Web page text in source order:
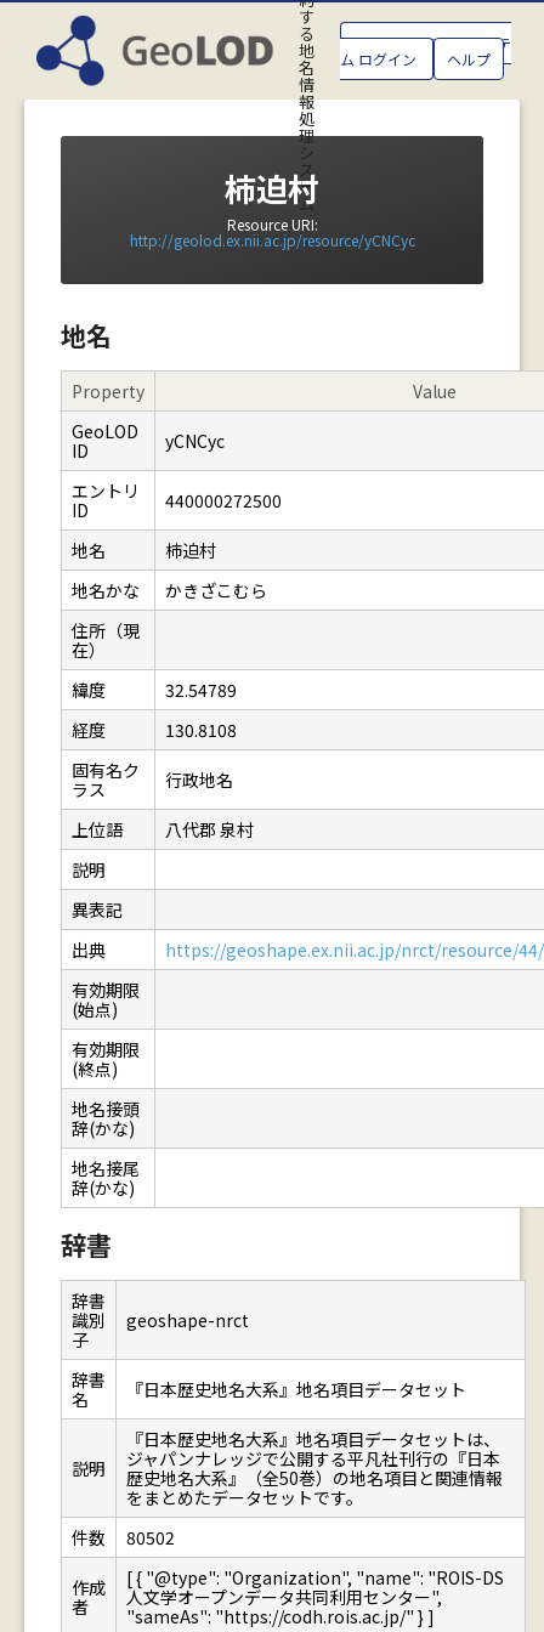
す
る
地
名
情
報
処
理
シ
ス
テ
ム
GeoLOD地名管理システ
ム ログイン ヘルプ
柿迫村
Resource URI:
http://geolod.ex.nii.ac.jp/resource/yCNCyc
地名
Property
Value
GeoLOD
ID
yCNCyc
エントリ
ID
440000272500
地名
柿迫村
地名かな
かきざこむら
住所（現
在）
緯度
32.54789
経度
130.8108
固有名ク
ラス
行政地名
上位語
八代郡 泉村
説明
異表記
出典
https://geoshape.ex.nii.ac.jp/nrct/resource/
有効期限
(始点)
有効期限
(終点)
地名接頭
辞(かな)
地名接尾
辞(かな)
辞書
辞書
識別
子
geoshape-nrct
辞書
名
『日本歴史地名大系』地名項目データセット
説明
『日本歴史地名大系』地名項目データセットは、
ジャパンナレッジで公開する平凡社刊行の『日本
歴史地名大系』（全50巻）の地名項目と関連情報
をまとめたデータセットです。
件数
80502
作成
者
[ { "@type": "Organization", "name": "ROIS-DS
人文学オープンデータ共同利用センター",
"sameAs": "https://codh.rois.ac.jp/" } ]